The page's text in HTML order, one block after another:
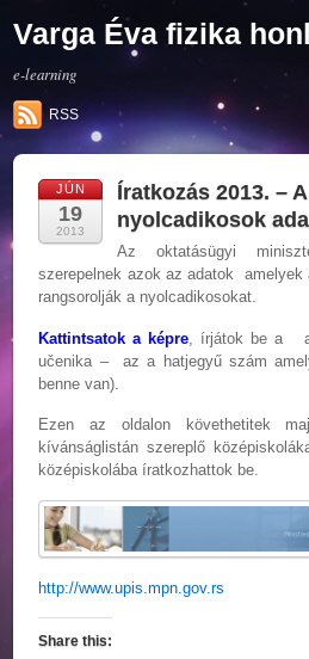
Varga Éva fizika
e-learning
RSS
JÚN
19
2013
Íratkozás 2013. – A
nyolcadikosok
Az oktatásügyi
szerepelnek azok az adatok
rangsorolják a nyolcadikosokat.
Kattintsatok a képre , írjátok be a
učenika – az a hatjegyű szám
benne van).
Ezen az oldalon követhetitek
kívánságlistán szereplő
középiskolába íratkozhattok be.
http://www.upis.mpn.gov.rs
Share this: